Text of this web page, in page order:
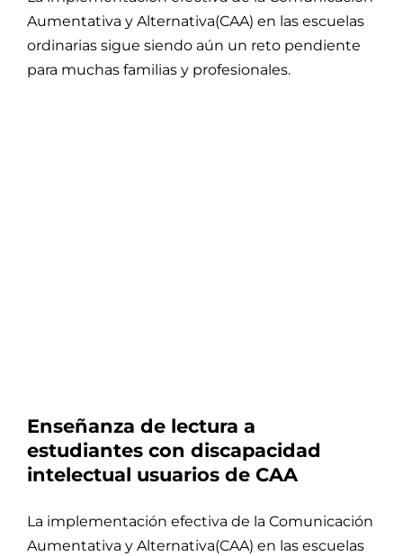
Aumentativa y Alternativa(CAA) en las escuelas
ordinarias sigue siendo aún un reto pendiente
para muchas familias y profesionales.
Enseñanza de lectura a
estudiantes con discapacidad
intelectual usuarios de CAA
La implementación efectiva de la Comunicación
Aumentativa y Alternativa(CAA) en las escuelas